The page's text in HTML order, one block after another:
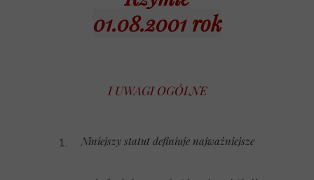
01.08.2001 rok
I UWAGI OGÓLNE
Niniejszy statut definiuje najważniejsze